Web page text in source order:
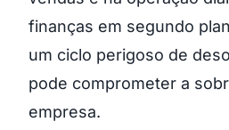
finanças em segundo
um ciclo perigoso de
pode comprometer a
empresa.